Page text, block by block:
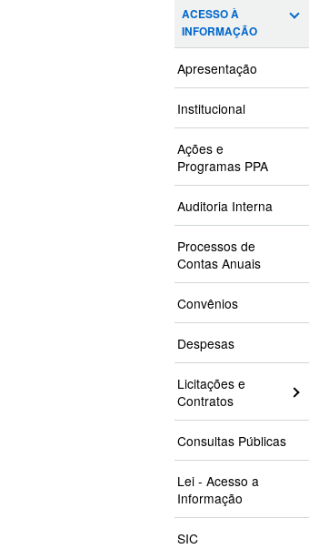
ACESSO À
INFORMAÇÃO
Apresentação
Institucional
Ações e
Programas PPA
Auditoria Interna
Processos de
Contas Anuais
Convênios
Despesas
Licitações e
Contratos
Consultas Públicas
Lei - Acesso a
Informação
SIC